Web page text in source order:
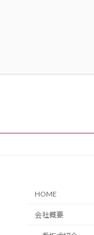
HOME
会社概要